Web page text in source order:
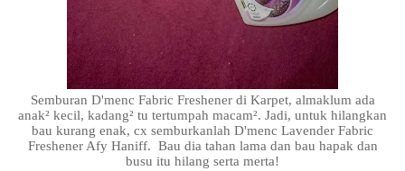
Semburan D'menc Fabric Freshener di Karpet, almaklum ada
anak² kecil, kadang² tu tertumpah macam². Jadi, untuk hilangkan
bau kurang enak, cx semburkanlah D'menc Lavender Fabric
Freshener Afy Haniff. Bau dia tahan lama dan bau hapak dan
busu itu hilang serta merta!